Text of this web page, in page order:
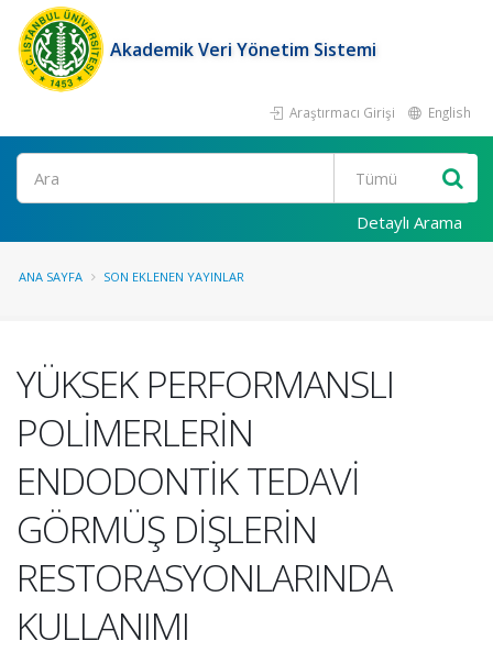
Akademik Veri Yönetim Sistemi
Araştırmacı Girişi English
Ara
Detaylı Arama
ANA SAYFA SON EKLENEN YAYINLAR
YÜKSEK PERFORMANSLI
POLİMERLERİN
ENDODONTİK TEDAVİ
GÖRMÜŞ DİŞLERİN
RESTORASYONLARINDA
KULLANIMI